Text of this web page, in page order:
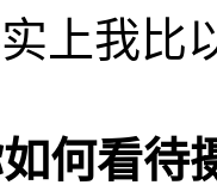
上我比
何看待